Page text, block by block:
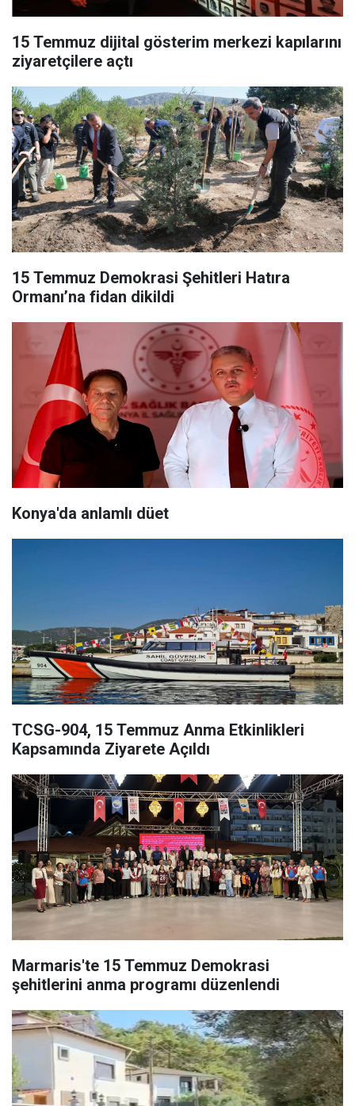
15 Temmuz dijital gösterim merkezi kapılarını
ziyaretçilere açtı
15 Temmuz Demokrasi Şehitleri Hatıra
Ormanı’na fidan dikildi
Konya'da anlamlı düet
TCSG-904, 15 Temmuz Anma Etkinlikleri
Kapsamında Ziyarete Açıldı
Marmaris'te 15 Temmuz Demokrasi
şehitlerini anma programı düzenlendi